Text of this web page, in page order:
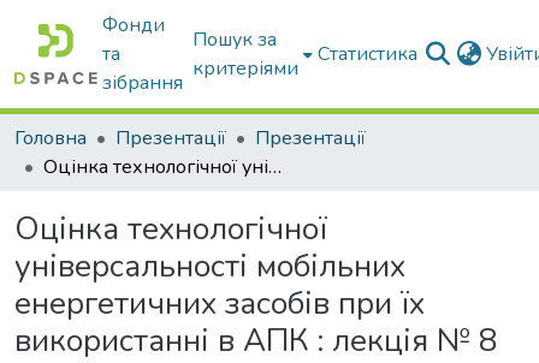
Фонди
та
зібрання
Пошук за
критеріями
Статистика
Головна Презентації
Презентації
Оцінка технологічної універсальності мобільних енергетичних засобів при їх використанні в АПК : лекція № 8
Оцінка технологічної
універсальності мобільних
енергетичних засобів при їх
використанні в АПК : лекція № 8